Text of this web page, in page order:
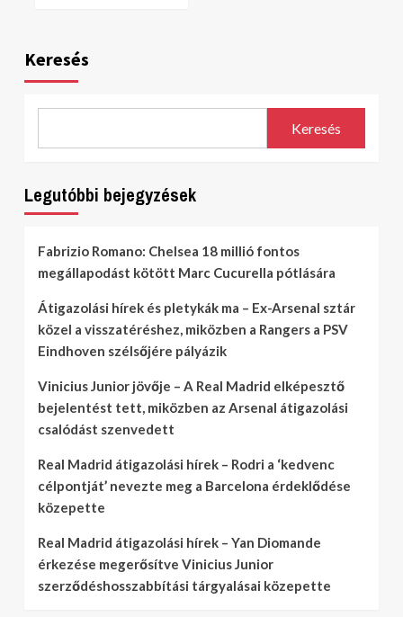
Keresés
Keresés
Legutóbbi bejegyzések
Fabrizio Romano: Chelsea 18 millió fontos
megállapodást kötött Marc Cucurella pótlására
Átigazolási hírek és pletykák ma – Ex-Arsenal sztár
közel a visszatéréshez, miközben a Rangers a PSV
Eindhoven szélsőjére pályázik
Vinicius Junior jövője – A Real Madrid elképesztő
bejelentést tett, miközben az Arsenal átigazolási
csalódást szenvedett
Real Madrid átigazolási hírek – Rodri a ‘kedvenc
célpontját’ nevezte meg a Barcelona érdeklődése
közepette
Real Madrid átigazolási hírek – Yan Diomande
érkezése megerősítve Vinicius Junior
szerződéshosszabbítási tárgyalásai közepette